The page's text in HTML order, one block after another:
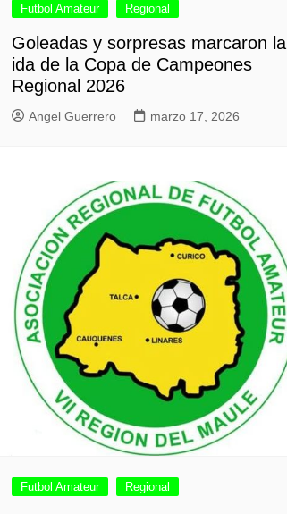
Futbol Amateur Regional
Goleadas y sorpresas marcaron la
ida de la Copa de Campeones
Regional 2026
Angel Guerrero marzo 17, 2026
Futbol Amateur Regional